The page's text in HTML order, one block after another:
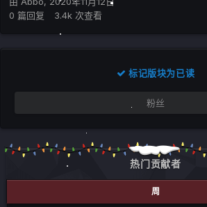
0 篇回复 3.4k 次查看
标记版块为已读
粉丝
热门贡献者
周